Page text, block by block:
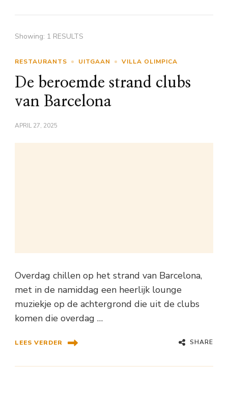
Showing: 1 RESULTS
RESTAURANTS UITGAAN VILLA OLIMPICA
De beroemde strand clubs
van Barcelona
APRIL 27, 2025
Overdag chillen op het strand van Barcelona,
met in de namiddag een heerlijk lounge
muziekje op de achtergrond die uit de clubs
komen die overdag …
LEES VERDER SHARE